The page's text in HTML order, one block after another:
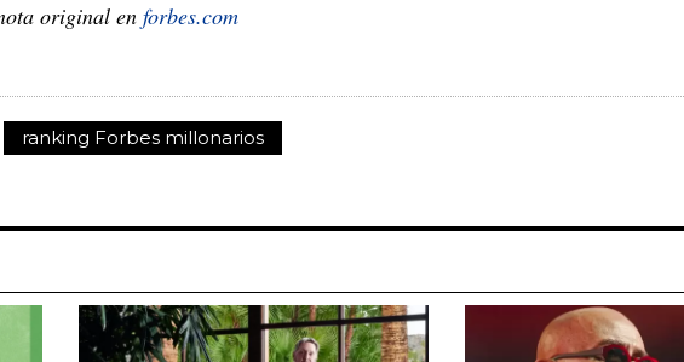
original en forbes.com
ranking Forbes millonarios